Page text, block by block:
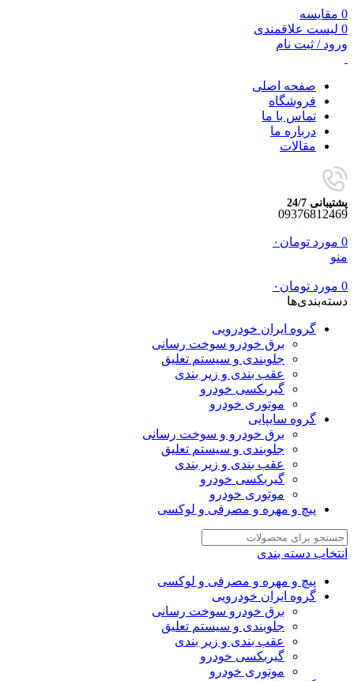
0 مقایسه
0 لیست علاقمندی
ورود / ثبت نام
صفحه اصلی
فروشگاه
تماس با ما
درباره ما
مقالات
پشتیبانی 24/7
09376812469
0 مورد تومان ۰
منو
0 مورد تومان ۰
دسته‌بندی‌ها
گروه ایران خودرویی
برق خودرو سوخت رسانی
جلوبندی و سیستم تعلیق
عقب بندی و زیر بندی
گیربکسی خودرو
موتوری خودرو
گروه سایپایی
برق خودرو و سوخت رسانی
جلوبندی و سیستم تعلیق
عقب بندی و زیر بندی
گیربکسی خودرو
موتوری خودرو
پیچ و مهره و مصرفی و لوکسی
انتخاب دسته بندی
پیچ و مهره و مصرفی و لوکسی
گروه ایران خودرویی
برق خودرو سوخت رسانی
جلوبندی و سیستم تعلیق
عقب بندی و زیر بندی
گیربکسی خودرو
موتوری خودرو